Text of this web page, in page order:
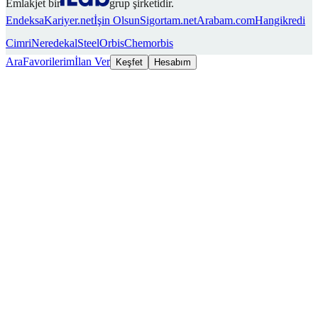
Emlakjet bir
grup şirketidir.
EndeksaKariyer.netİşin OlsunSigortam.netArabam.comHangikredi
CimriNeredekalSteelOrbisChemorbis
AraFavorilerimİlan Ver Keşfet Hesabım